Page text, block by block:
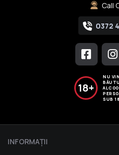
Call
0372
18+
NU
SUB
INFORMAŢII